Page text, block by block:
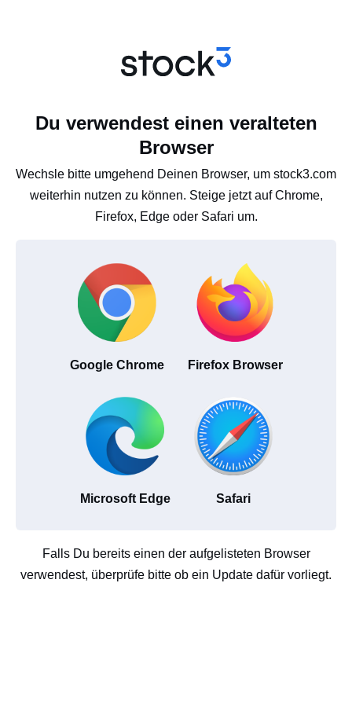
Du verwendest einen veralteten
Browser
Wechsle bitte umgehend Deinen Browser, um stock3.com
weiterhin nutzen zu können. Steige jetzt auf Chrome,
Firefox, Edge oder Safari um.
Google Chrome Firefox Browser
Microsoft Edge Safari
Falls Du bereits einen der aufgelisteten Browser
verwendest, überprüfe bitte ob ein Update dafür vorliegt.